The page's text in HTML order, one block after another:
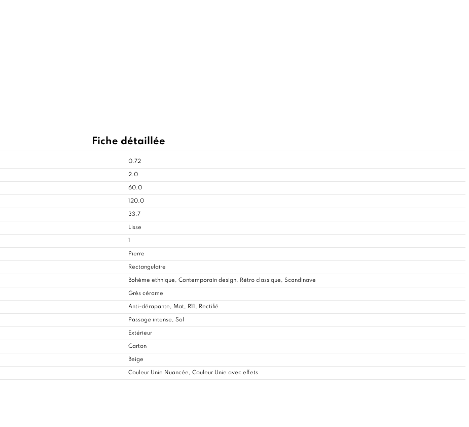
Fiche détaillée
0.72
2.0
60.0
120.0
33.7
Lisse
1
Pierre
Rectangulaire
Bohème ethnique, Contemporain design, Rétro classique, Scandinave
Grès cérame
Anti-dérapante, Mat, R11, Rectifié
Passage intense, Sol
Extérieur
Carton
Beige
Couleur Unie Nuancée, Couleur Unie avec effets